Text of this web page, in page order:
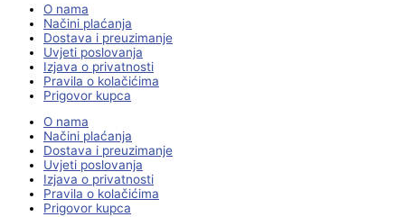
O nama
Načini plaćanja
Dostava i preuzimanje
Uvjeti poslovanja
Izjava o privatnosti
Pravila o kolačićima
Prigovor kupca
O nama
Načini plaćanja
Dostava i preuzimanje
Uvjeti poslovanja
Izjava o privatnosti
Pravila o kolačićima
Prigovor kupca